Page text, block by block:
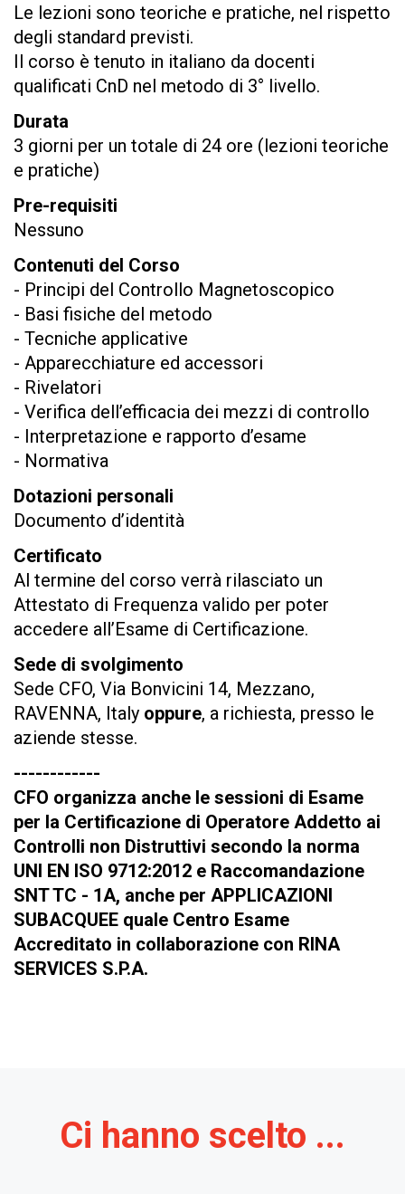
Le lezioni sono teoriche e pratiche, nel rispetto
degli standard previsti.
Il corso è tenuto in italiano da docenti
qualificati CnD nel metodo di 3° livello.
Durata
3 giorni per un totale di 24 ore (lezioni teoriche
e pratiche)
Pre-requisiti
Nessuno
Contenuti del Corso
- Principi del Controllo Magnetoscopico
- Basi fisiche del metodo
- Tecniche applicative
- Apparecchiature ed accessori
- Rivelatori
- Verifica dell’efficacia dei mezzi di controllo
- Interpretazione e rapporto d’esame
- Normativa
Dotazioni personali
Documento d’identità
Certificato
Al termine del corso verrà rilasciato un
Attestato di Frequenza valido per poter
accedere all’Esame di Certificazione.
Sede di svolgimento
Sede CFO, Via Bonvicini 14, Mezzano,
RAVENNA, Italy oppure, a richiesta, presso le
aziende stesse.
------------
CFO organizza anche le sessioni di Esame
per la Certificazione di Operatore Addetto ai
Controlli non Distruttivi secondo la norma
UNI EN ISO 9712:2012 e Raccomandazione
SNT TC - 1A, anche per APPLICAZIONI
SUBACQUEE quale Centro Esame
Accreditato in collaborazione con RINA
SERVICES S.P.A.
Ci hanno scelto ...